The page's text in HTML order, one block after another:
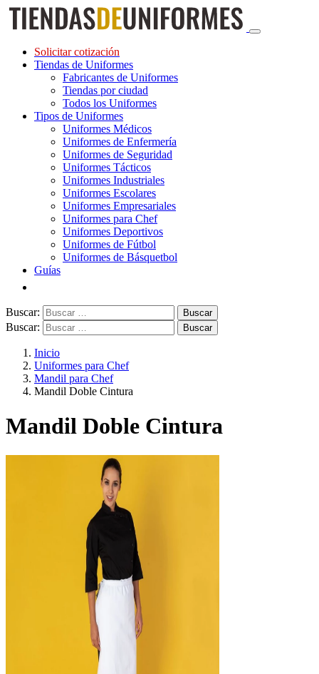
Solicitar cotización
Tiendas de Uniformes
Fabricantes de Uniformes
Tiendas por ciudad
Todos los Uniformes
Tipos de Uniformes
Uniformes Médicos
Uniformes de Enfermería
Uniformes de Seguridad
Uniformes Tácticos
Uniformes Industriales
Uniformes Escolares
Uniformes Empresariales
Uniformes para Chef
Uniformes Deportivos
Uniformes de Fútbol
Uniformes de Básquetbol
Guías
Buscar:
Buscar:
Inicio
Uniformes para Chef
Mandil para Chef
Mandil Doble Cintura
Mandil Doble Cintura